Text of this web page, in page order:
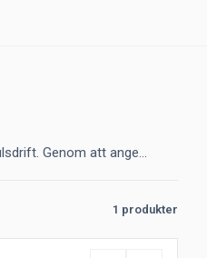
Genom att ange...
1 produkter